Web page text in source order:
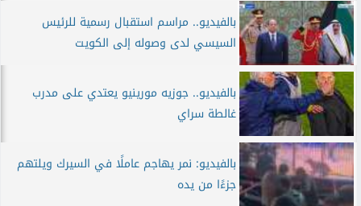
بالفيديو.. مراسم استقبال رسمية للرئيس
السيسي لدى وصوله إلى الكويت
بالفيديو.. جوزيه مورينيو يعتدي على مدرب
غالطة سراي
بالفيديو: نمر يهاجم عاملًا في السيرك ويلتهم
جزءًا من يده